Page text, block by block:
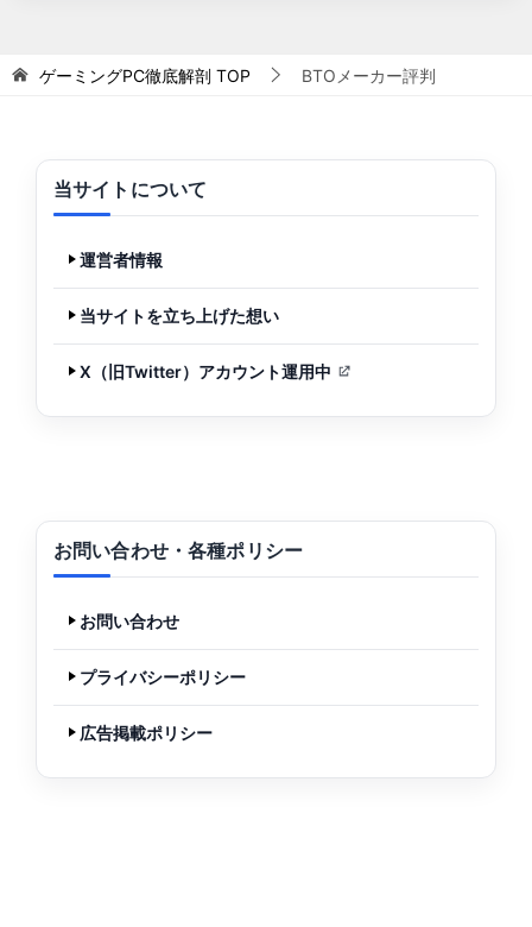
ゲーミングPC徹底解剖 TOP BTOメーカー評判
当サイトについて
運営者情報
当サイトを立ち上げた想い
X（旧Twitter）アカウント運用中
お問い合わせ・各種ポリシー
お問い合わせ
プライバシーポリシー
広告掲載ポリシー